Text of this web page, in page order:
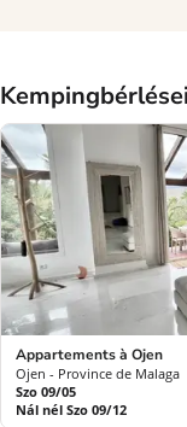
Appartements à Ojen
Ojen - Province de Malaga
Szo 09/05
Nál nél Szo 09/12